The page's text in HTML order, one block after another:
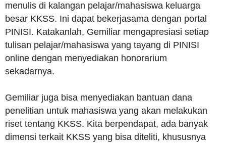
menulis di kalangan pelajar/mahasiswa keluarga
besar KKSS. Ini dapat bekerjasama dengan portal
PINISI. Katakanlah, Gemiliar mengapresiasi setiap
tulisan pelajar/mahasiswa yang tayang di PINISI
online dengan menyediakan honorarium
sekadarnya.
Gemiliar juga bisa menyediakan bantuan dana
penelitian untuk mahasiswa yang akan melakukan
riset tentang KKSS. Kita berpendapat, ada banyak
dimensi terkait KKSS yang bisa diteliti, khususnya